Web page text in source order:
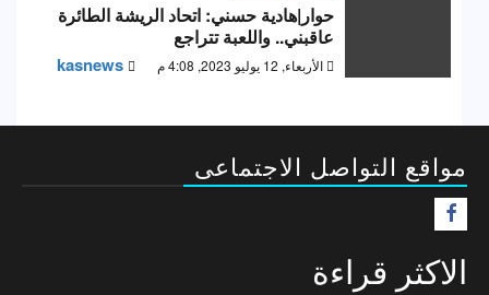
حوار|هادية حسني: اتحاد الريشة الطائرة
عاقبني.. واللعبة تتراجع
الأربعاء, 12 يوليو 2023, 4:08 م kasnews
مواقع التواصل الاجتماعى
الاكثر قراءة